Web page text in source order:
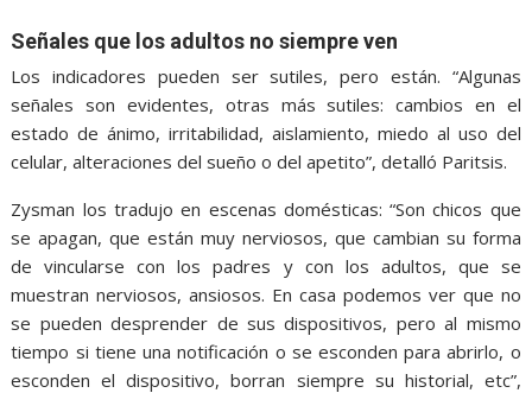
Señales que los adultos no siempre ven
Los indicadores pueden ser sutiles, pero están. “Algunas
señales son evidentes, otras más sutiles: cambios en el
estado de ánimo, irritabilidad, aislamiento, miedo al uso del
celular, alteraciones del sueño o del apetito”, detalló Paritsis.
Zysman los tradujo en escenas domésticas: “Son chicos que
se apagan, que están muy nerviosos, que cambian su forma
de vincularse con los padres y con los adultos, que se
muestran nerviosos, ansiosos. En casa podemos ver que no
se pueden desprender de sus dispositivos, pero al mismo
tiempo si tiene una notificación o se esconden para abrirlo, o
esconden el dispositivo, borran siempre su historial, etc”,